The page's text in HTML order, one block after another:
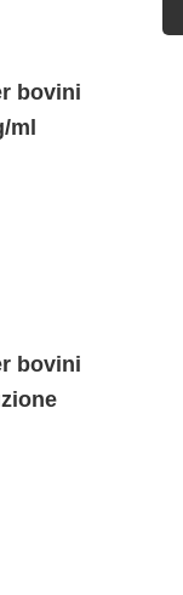
bovini
ml
bovini